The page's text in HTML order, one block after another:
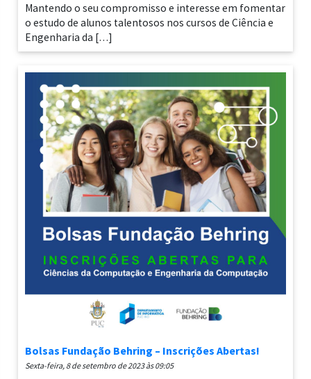
Mantendo o seu compromisso e interesse em fomentar
o estudo de alunos talentosos nos cursos de Ciência e
Engenharia da […]
Bolsas Fundação Behring – Inscrições Abertas!
sexta-feira, 8 de setembro de 2023 às 09:05